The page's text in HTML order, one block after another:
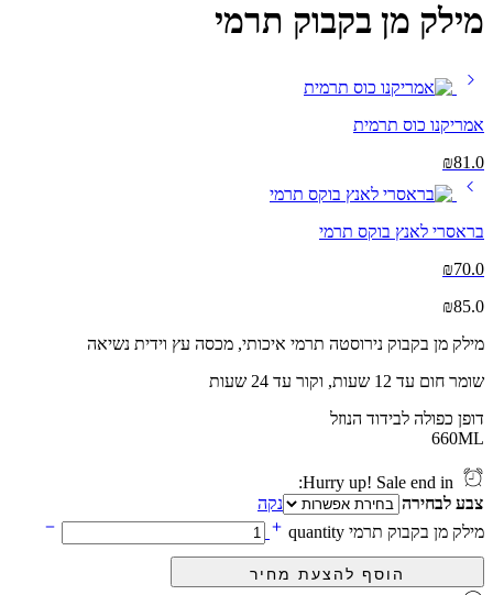
מילק מן בקבוק תרמי
אמריקנו כוס תרמית
₪81.0
בראסרי לאנץ בוקס תרמי
₪70.0
₪85.0
מילק מן בקבוק נירוסטה תרמי איכותי, מכסה עץ וידית נשיאה
שומר חום עד 12 שעות, וקור עד 24 שעות
דופן כפולה לבידוד הנוזל
660ML
צבע לבחירה
נקה
מילק מן בקבוק תרמי quantity